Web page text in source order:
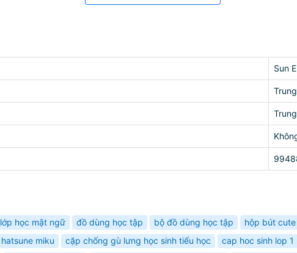
Sun
lớp học mật ngữ đồ dùng học tập bộ đồ dùng học tập hộp bút cute
hatsune miku cặp chống gù lưng học sinh tiểu học cap hoc sinh lop 1